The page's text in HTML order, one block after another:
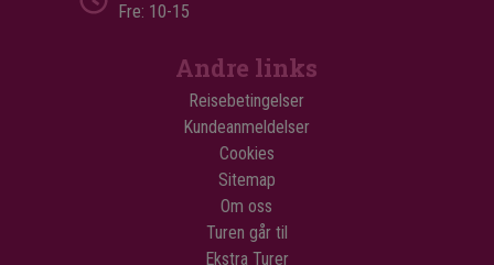
Fre: 10-15
Andre links
Reisebetingelser
Kundeanmeldelser
Cookies
Sitemap
Om oss
Turen går til
Ekstra Turer